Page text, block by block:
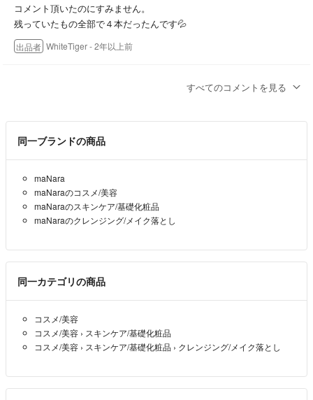
コメント頂いたのにすみません。
残っていたもの全部で４本だったんです💦
出品者 WhiteTiger- 2年以上前
すべてのコメントを見る
同一ブランドの商品
maNara
maNaraのコスメ/美容
maNaraのスキンケア/基礎化粧品
maNaraのクレンジング/メイク落とし
同一カテゴリの商品
コスメ/美容
コスメ/美容 › スキンケア/基礎化粧品
コスメ/美容 › スキンケア/基礎化粧品 › クレンジング/メイク落とし